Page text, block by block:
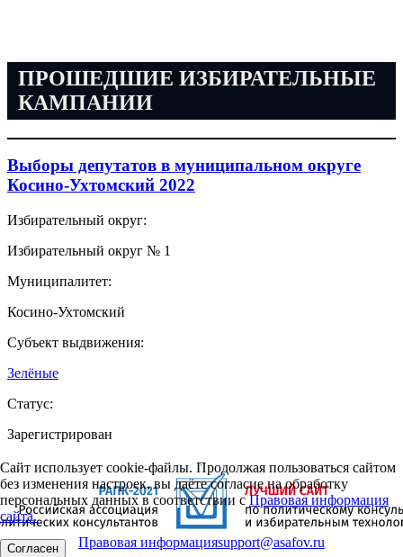
ПРОШЕДШИЕ ИЗБИРАТЕЛЬНЫЕ
КАМПАНИИ
Выборы депутатов в муниципальном округе
Косино-Ухтомский 2022
Избирательный округ:
Избирательный округ № 1
Муниципалитет:
Косино-Ухтомский
Субъект выдвижения:
Зелёные
Статус:
Зарегистрирован
Сайт использует cookie-файлы. Продолжая пользоваться сайтом
без изменения настроек, вы даёте согласие на обработку
персональных данных в соответствии сПравовая информация
сайта.
Согласен Правовая информацияsupport@asafov.ru